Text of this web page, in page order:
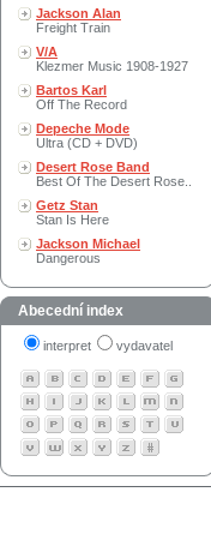
Jackson Alan
Freight Train
V/A
Klezmer Music 1908-1927
Bartos Karl
Off The Record
Depeche Mode
Ultra (CD + DVD)
Desert Rose Band
Best Of The Desert Rose..
Getz Stan
Stan Is Here
Jackson Michael
Dangerous
Abecední index
interpret vydavatel